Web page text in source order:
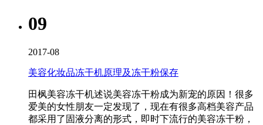
09
2017-08
美容化妆品冻干机原理及冻干粉保存
田枫美容冻干机​述说美容冻干粉成为新宠的原因！很多
爱美的女性朋友一定发现了，现在有很多高档美容产品
都采用了固液分离的形式，即时下流行的美容冻干粉，